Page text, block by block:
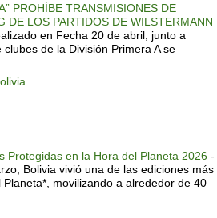
PROHÍBE TRANSMISIONES DE
DE LOS PARTIDOS DE WILSTERMANN
en Fecha 20 de abril, junto a
de la División Primera A se
Protegidas en la Hora del Planeta 2026 -
Bolivia vivió una de las ediciones más
movilizando a alrededor de 40